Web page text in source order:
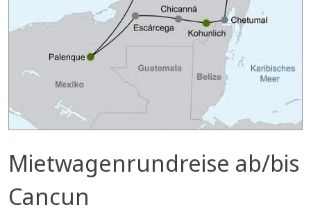
Mietwagenrundreise ab/bis
Cancun